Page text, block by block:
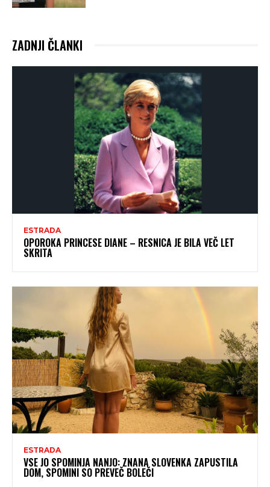
ZADNJI ČLANKI
ESTRADA
OPOROKA PRINCESE DIANE – RESNICA JE BILA VEČ LET
SKRITA
ESTRADA
VSE JO SPOMINJA NANJO: ZNANA SLOVENKA ZAPUSTILA
DOM, SPOMINI SO PREVEČ BOLEČI